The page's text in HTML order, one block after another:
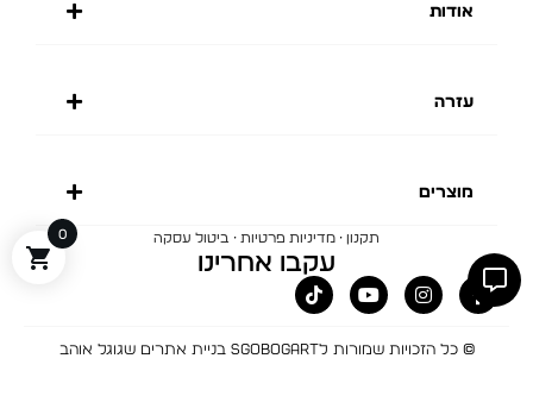
אודות
עזרה
מוצרים
תקנון · מדיניות פרטיות · ביטול עסקה
עקבו אחרינו
© כל הזכויות שמורות לBOGART SGO בניית אתרים שגוגל אוהב
0